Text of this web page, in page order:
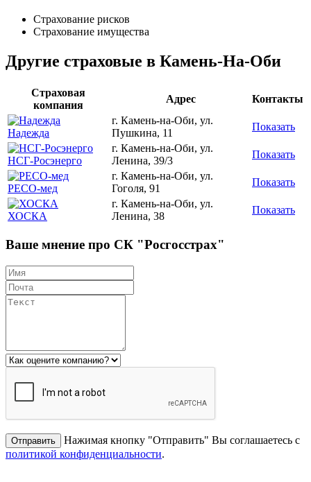
Страхование рисков
Страхование имущества
Другие страховые в Камень-На-Оби
Страховая
компания
Адрес Контакты
Надежда
г. Камень-на-Оби, ул.
Пушкина, 11
Показать
НСГ-Росэнерго
г. Камень-на-Оби, ул.
Ленина, 39/3
Показать
РЕСО-мед
г. Камень-на-Оби, ул.
Гоголя, 91
Показать
ХОСКА
г. Камень-на-Оби, ул.
Ленина, 38
Показать
Ваше мнение про СК "Росгосстрах"
Нажимая кнопку "Отправить" Вы соглашаетесь с
политикой конфиденциальности.